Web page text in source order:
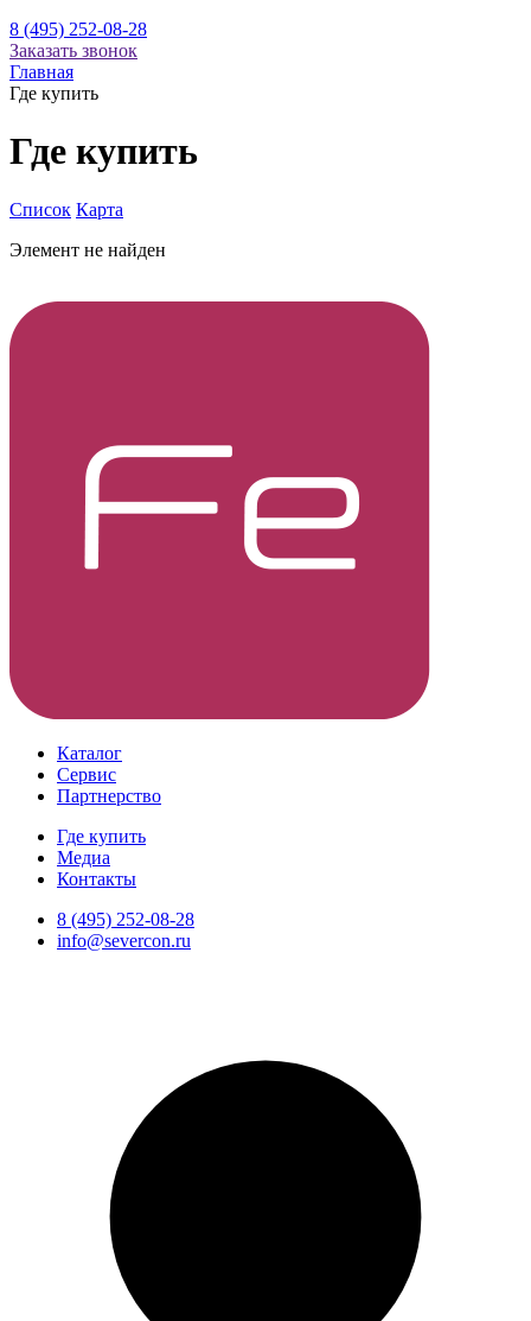
8 (495) 252-08-28
Заказать звонок
Главная
Где купить
Где купить
Список Карта
Элемент не найден
Каталог
Сервис
Партнерство
Где купить
Медиа
Контакты
8 (495) 252-08-28
info@severcon.ru